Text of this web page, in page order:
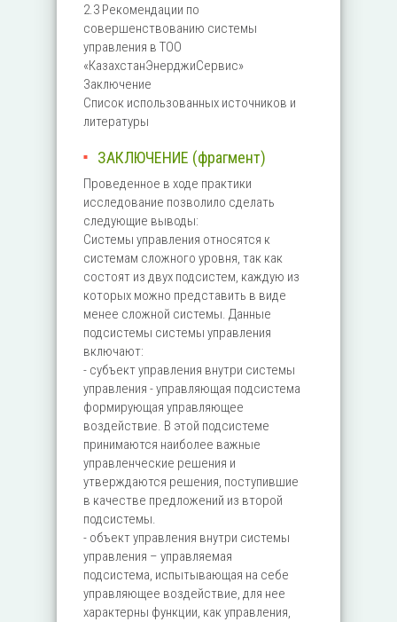
2.3 Рекомендации по
совершенствованию системы
управления в ТОО
«КазахстанЭнерджиСервис»
Заключение
Список использованных источников и
литературы
ЗАКЛЮЧЕНИЕ (фрагмент)
Проведенное в ходе практики
исследование позволило сделать
следующие выводы:
Системы управления относятся к
системам сложного уровня, так как
состоят из двух подсистем, каждую из
которых можно представить в виде
менее сложной системы. Данные
подсистемы системы управления
включают:
- субъект управления внутри системы
управления - управляющая подсистема
формирующая управляющее
воздействие. В этой подсистеме
принимаются наиболее важные
управленческие решения и
утверждаются решения, поступившие
в качестве предложений из второй
подсистемы.
- объект управления внутри системы
управления – управляемая
подсистема, испытывающая на себе
управляющее воздействие, для нее
характерны функции, как управления,